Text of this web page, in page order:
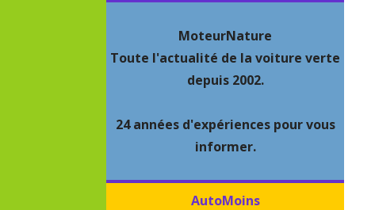
MoteurNature
Toute l'actualité de la voiture verte
depuis 2002.
24 années d'expériences pour vous
informer.
AutoMoins